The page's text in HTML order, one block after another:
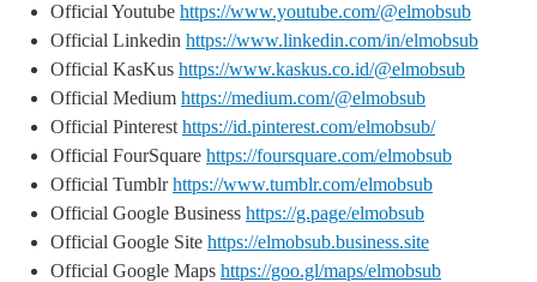
Official Youtube https://www.youtube.com/@elmobsub
Official Linkedin https://www.linkedin.com/in/elmobsub
Official KasKus https://www.kaskus.co.id/@elmobsub
Official Medium https://medium.com/@elmobsub
Official Pinterest https://id.pinterest.com/elmobsub/
Official FourSquare https://foursquare.com/elmobsub
Official Tumblrhttps://www.tumblr.com/elmobsub
Official Google Business https://g.page/elmobsub
Official Google Site https://elmobsub.business.site
Official Google Maps https://goo.gl/maps/elmobsub